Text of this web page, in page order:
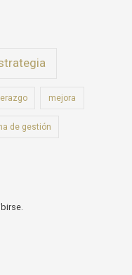
mejora
de gestión